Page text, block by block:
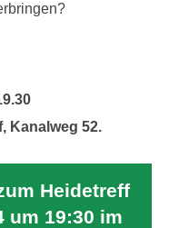
Kanalweg 52.
Heidetreff
um 19:30 im